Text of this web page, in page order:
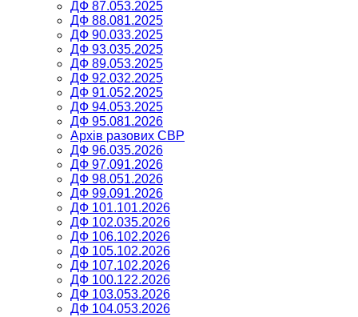
ДФ 87.053.2025
ДФ 88.081.2025
ДФ 90.033.2025
ДФ 93.035.2025
ДФ 89.053.2025
ДФ 92.032.2025
ДФ 91.052.2025
ДФ 94.053.2025
ДФ 95.081.2026
Архів разових СВР
ДФ 96.035.2026
ДФ 97.091.2026
ДФ 98.051.2026
ДФ 99.091.2026
ДФ 101.101.2026
ДФ 102.035.2026
ДФ 106.102.2026
ДФ 105.102.2026
ДФ 107.102.2026
ДФ 100.122.2026
ДФ 103.053.2026
ДФ 104.053.2026